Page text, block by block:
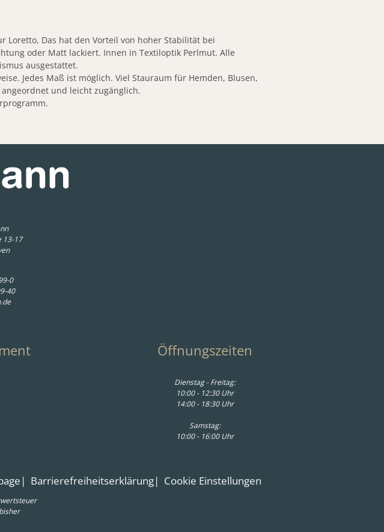
Loretto, Das hat den Vorteil von hoher Stabilität bei
oder Matt lackiert. Innen in Textiloptik Perlmut. Alle
ausgestattet.
Jedes Maß ist möglich. Viel Stauraum für Hemden, Blusen,
und leicht zugänglich.
13-17
0
40
Öffnungszeiten
Dienstag - Freitag:
10:00 - 12:30 Uhr
14:00 - 18:30 Uhr
Samstag:
10:00 - 16:00 Uhr
Barrierefreiheitserklärung Cookie Einstellungen